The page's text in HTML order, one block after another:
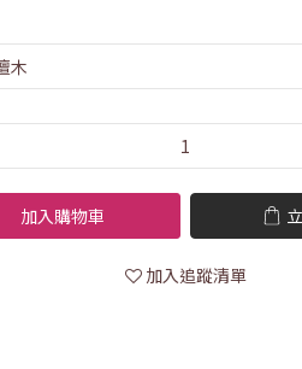
加入購物車
加入追蹤清單